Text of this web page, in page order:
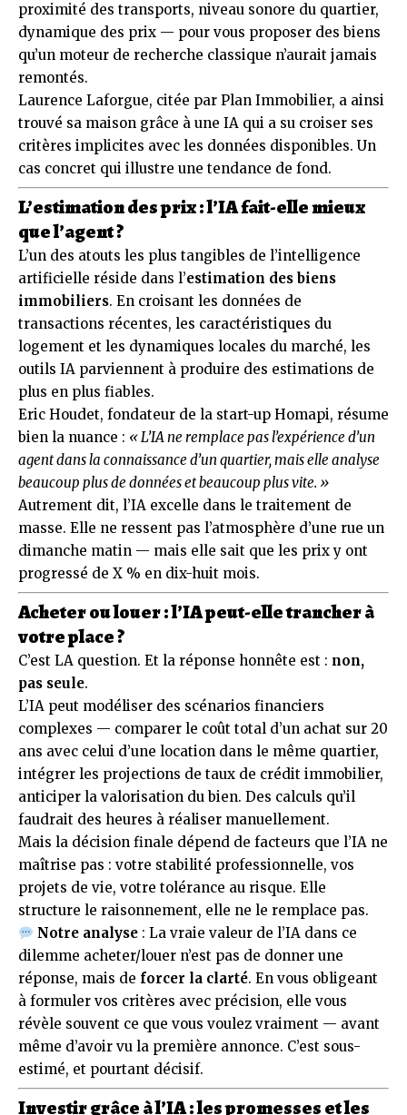
proximité des transports, niveau sonore du quartier,
dynamique des prix — pour vous proposer des biens
qu’un moteur de recherche classique n’aurait jamais
remontés.
Laurence Laforgue, citée par Plan Immobilier, a ainsi
trouvé sa maison grâce à une IA qui a su croiser ses
critères implicites avec les données disponibles. Un
cas concret qui illustre une tendance de fond.
L’estimation des prix : l’IA fait-elle mieux
que l’agent ?
L’un des atouts les plus tangibles de l’intelligence
artificielle réside dans l’estimation des biens
immobiliers. En croisant les données de
transactions récentes, les caractéristiques du
logement et les dynamiques locales du marché, les
outils IA parviennent à produire des estimations de
plus en plus fiables.
Eric Houdet, fondateur de la start-up Homapi, résume
bien la nuance : « L’IA ne remplace pas l’expérience d’un
agent dans la connaissance d’un quartier, mais elle analyse
beaucoup plus de données et beaucoup plus vite. »
Autrement dit, l’IA excelle dans le traitement de
masse. Elle ne ressent pas l’atmosphère d’une rue un
dimanche matin — mais elle sait que les prix y ont
progressé de X % en dix-huit mois.
Acheter ou louer : l’IA peut-elle trancher à
votre place ?
C’est LA question. Et la réponse honnête est : non,
pas seule.
L’IA peut modéliser des scénarios financiers
complexes — comparer le coût total d’un achat sur 20
ans avec celui d’une location dans le même quartier,
intégrer les projections de taux de crédit immobilier,
anticiper la valorisation du bien. Des calculs qu’il
faudrait des heures à réaliser manuellement.
Mais la décision finale dépend de facteurs que l’IA ne
maîtrise pas : votre stabilité professionnelle, vos
projets de vie, votre tolérance au risque. Elle
structure le raisonnement, elle ne le remplace pas.
Notre analyse : La vraie valeur de l’IA dans ce
dilemme acheter/louer n’est pas de donner une
réponse, mais de forcer la clarté. En vous obligeant
à formuler vos critères avec précision, elle vous
révèle souvent ce que vous voulez vraiment — avant
même d’avoir vu la première annonce. C’est sous-
estimé, et pourtant décisif.
Investir grâce à l’IA : les promesses et les